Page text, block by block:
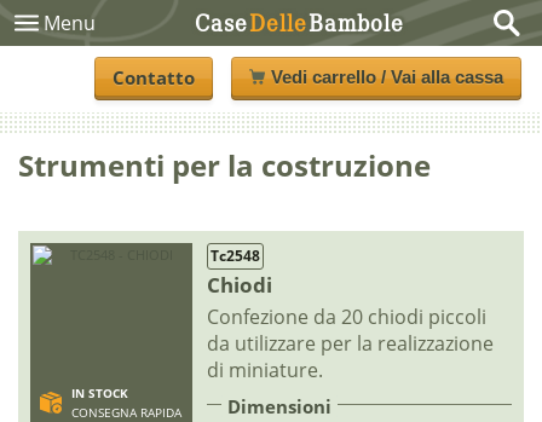
Menu CaseDelleBambole
Contatto Vedi carrello / Vai alla cassa
Strumenti per la costruzione
IN STOCK
CONSEGNA RAPIDA
Tc2548
Chiodi
Confezione da 20 chiodi piccoli
da utilizzare per la realizzazione
di miniature.
Dimensioni